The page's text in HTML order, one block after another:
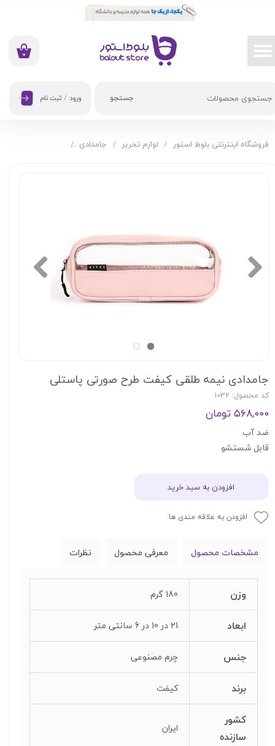
جستجو
۰
ورود / ثبت نام
حساب کاربری من
تغییر گذر واژه
فروشگاه اینترنتی بلوط استور لوازم تحریر جامدادی
جامدادی نیمه طلقی کیفت طرح صورتی پاستلی
کد محصول: 1032
۵۶۸,۰۰۰ تومان
ضد آب
قابل شستشو
افزودن به سبد خرید
افزودن به علاقه مندی ها
مشخصات محصول معرفی محصول نظرات
وزن 180 گرم
ابعاد 21 در 10 در 6 سانتی متر
جنس چرم مصنوعی
برند کیفت
کشور
سازنده
ایران